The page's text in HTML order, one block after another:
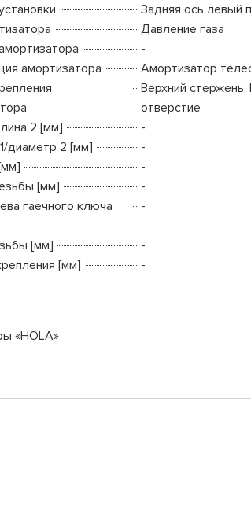
Задняя ось левый
Давление газа
-
амортизатора
Амортизатор
Верхний
отверстие
2 [мм]
-
диаметр 2 [мм]
-
-
[мм]
-
гаечного ключа
-
[мм]
-
[мм]
-
«HOLA»